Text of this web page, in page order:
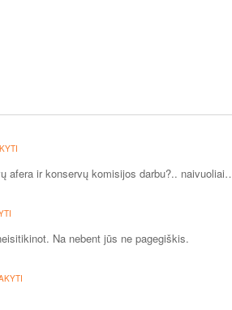
afera ir konservų komisijos darbu?..
Na nebent jūs ne pagegiškis.